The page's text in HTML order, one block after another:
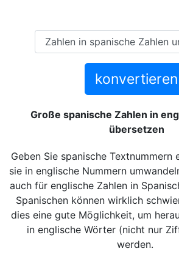
konvertieren
Große spanische Zahlen in
übersetzen
Geben Sie spanische Textnummern
sie in englische Nummern
auch für englische Zahlen in
Spanischen können wirklich
dies eine gute Möglichkeit, um
in englische Wörter (nicht nur
werden.